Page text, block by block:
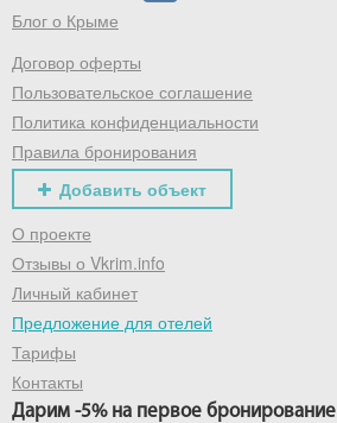
Блог о Крыме
Договор оферты
Пользовательское соглашение
Политика конфиденциальности
Правила бронирования
Добавить объект
О проекте
Отзывы о Vkrim.info
Личный кабинет
Предложение для отелей
Тарифы
Контакты
Дарим -5% на первое бронирование